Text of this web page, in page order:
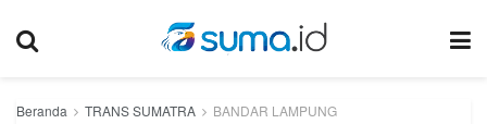
Beranda TRANS SUMATRA BANDAR LAMPUNG